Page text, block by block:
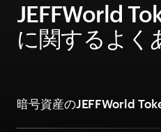
JEFFWorld
に関するよく
暗号資産のJEFFWorld